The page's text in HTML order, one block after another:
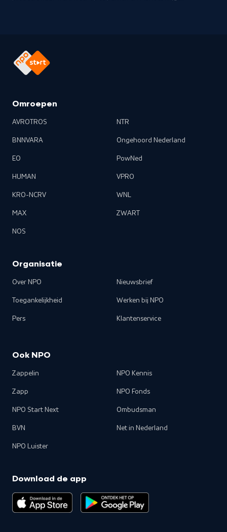
Omroepen
AVROTROS
BNNVARA
EO
HUMAN
KRO-NCRV
MAX
NOS
NTR
Ongehoord Nederland
PowNed
VPRO
WNL
ZWART
Organisatie
Over NPO
Toegankelijkheid
Pers
Nieuwsbrief
Werken bij NPO
Klantenservice
Ook NPO
Zappelin
Zapp
NPO Start Next
BVN
NPO Luister
NPO Kennis
NPO Fonds
Ombudsman
Net in Nederland
Download de app